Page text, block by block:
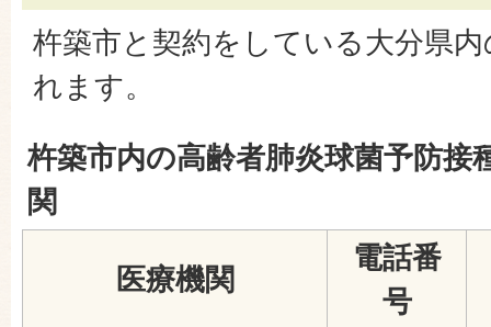
杵築市と契約をしている大分県
れます。
杵築市内の高齢者肺炎球菌予防接
関
医療機関
電話番
号